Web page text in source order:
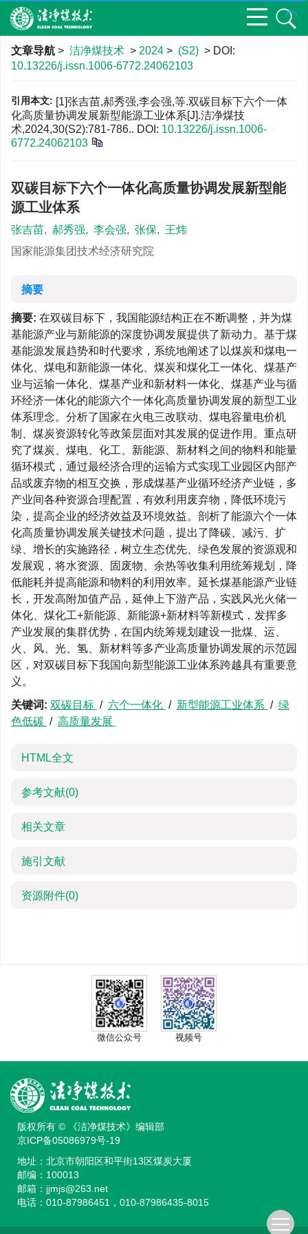
文章导航 > 洁净煤技术 > 2024 > (S2) > DOI:
10.13226/j.issn.1006-6772.24062103
引用本文: [1]张吉苗,郝秀强,李会强,等.双碳目标下六个一体
化高质量协调发展新型能源工业体系[J].洁净煤技
术,2024,30(S2):781-786.. DOI: 10.13226/j.issn.1006-
6772.24062103
双碳目标下六个一体化高质量协调发展新型能
源工业体系
张吉苗, 郝秀强, 李会强, 张保, 王炜
国家能源集团技术经济研究院
摘要
摘要: 在双碳目标下，我国能源结构正在不断调整，并为煤
基能源产业与新能源的深度协调发展提供了新动力。基于煤
基能源发展趋势和时代要求，系统地阐述了以煤炭和煤电一
体化、煤电和新能源一体化、煤炭和煤化工一体化、煤基产
业与运输一体化、煤基产业和新材料一体化、煤基产业与循
环经济一体化的能源六个一体化高质量协调发展的新型工业
体系理念。分析了国家在火电三改联动、煤电容量电价机
制、煤炭资源转化等政策层面对其发展的促进作用。重点研
究了煤炭、煤电、化工、新能源、新材料之间的物料和能量
循环模式，通过最经济合理的运输方式实现工业园区内部产
品或废弃物的相互交换，形成煤基产业循环经济产业链，多
产业间各种资源合理配置，有效利用废弃物，降低环境污
染，提高企业的经济效益及环境效益。剖析了能源六个一体
化高质量协调发展关键技术问题，提出了降碳、减污、扩
绿、增长的实施路径，树立生态优先、绿色发展的资源观和
发展观，将水资源、固废物、余热等收集利用统筹规划，降
低能耗并提高能源和物料的利用效率。延长煤基能源产业链
长，开发高附加值产品，延伸上下游产品，实践风光火储一
体化、煤化工+新能源、新能源+新材料等新模式，发挥多
产业发展的集群优势，在国内统筹规划建设一批煤、运、
火、风、光、氢、新材料等多产业高质量协调发展的示范园
区，对双碳目标下我国向新型能源工业体系跨越具有重要意
义。
关键词: 双碳目标 / 六个一体化 / 新型能源工业体系 / 绿
色低碳 / 高质量发展
HTML全文
参考文献(0)
相关文章
施引文献
资源附件(0)
微信公众号 视频号
版权所有 © 《洁净煤技术》编辑部
京ICP备05086979号-19
地址：北京市朝阳区和平街13区煤炭大厦
邮编：100013
邮箱： jjmjs@263.net
电话：010-87986451，010-87986435-8015